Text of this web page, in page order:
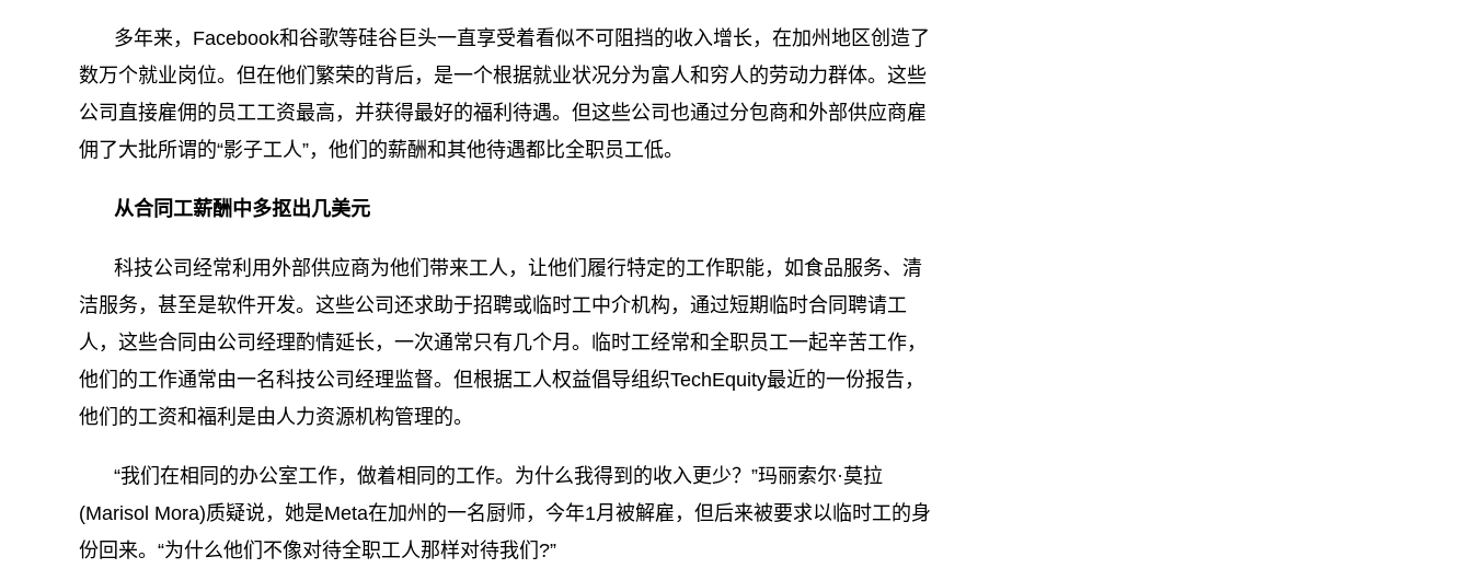
多年来，Facebook和谷歌等硅谷巨头一直享受着看似不可阻挡的收入增长，在加州地区创造了
数万个就业岗位。但在他们繁荣的背后，是一个根据就业状况分为富人和穷人的劳动力群体。这些
公司直接雇佣的员工工资最高，并获得最好的福利待遇。但这些公司也通过分包商和外部供应商雇
佣了大批所谓的“影子工人”，他们的薪酬和其他待遇都比全职员工低。
从合同工薪酬中多抠出几美元
科技公司经常利用外部供应商为他们带来工人，让他们履行特定的工作职能，如食品服务、清
洁服务，甚至是软件开发。这些公司还求助于招聘或临时工中介机构，通过短期临时合同聘请工
人，这些合同由公司经理酌情延长，一次通常只有几个月。临时工经常和全职员工一起辛苦工作，
他们的工作通常由一名科技公司经理监督。但根据工人权益倡导组织TechEquity最近的一份报告，
他们的工资和福利是由人力资源机构管理的。
“我们在相同的办公室工作，做着相同的工作。为什么我得到的收入更少？”玛丽索尔·莫拉
(Marisol Mora)质疑说，她是Meta在加州的一名厨师，今年1月被解雇，但后来被要求以临时工的身
份回来。“为什么他们不像对待全职工人那样对待我们?”